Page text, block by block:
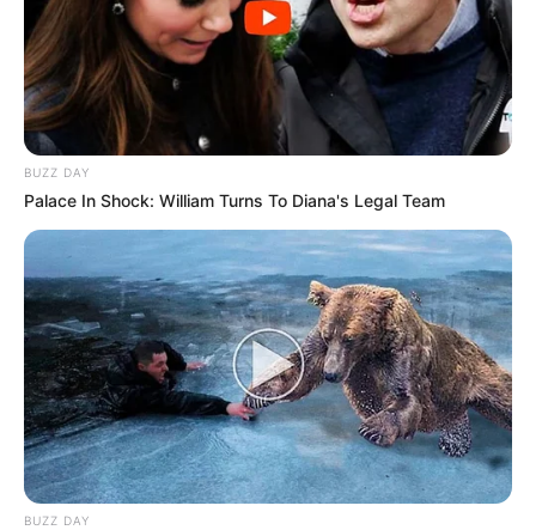
BUZZ DAY
Palace In Shock: William Turns To Diana's Legal Team
BUZZ DAY